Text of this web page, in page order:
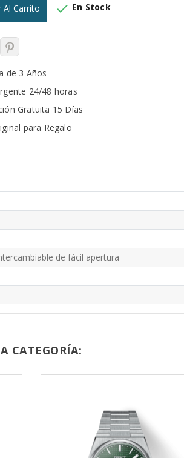
Al Carrito  En Stock
de 3 Años
24/48 horas
Gratuita 15 Días
para Regalo
de fácil apertura
CATEGORÍA: